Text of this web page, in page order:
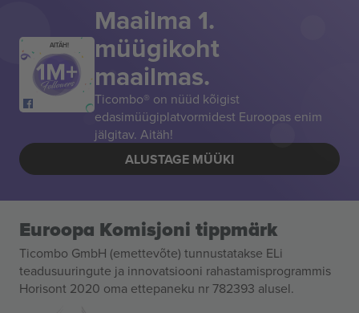
AITÄH!
Maailma 1.
müügikoht
maailmas.
Ticombo® on nüüd kõigist
edasimüügiplatvormidest Euroopas enim
jälgitav. Aitäh!
ALUSTAGE MÜÜKI
Euroopa Komisjoni tippmärk
Ticombo GmbH (emettevõte) tunnustatakse ELi
teadusuuringute ja innovatsiooni rahastamisprogrammis
Horisont 2020 oma ettepaneku nr 782393 alusel.